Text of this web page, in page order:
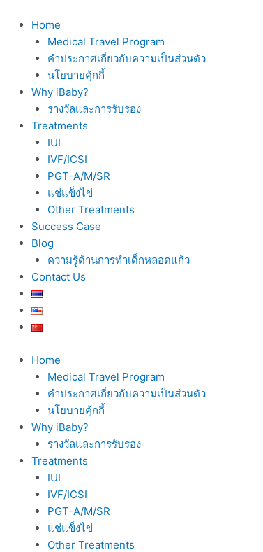
content
Home
Medical Travel Program
คำประกาศเกี่ยวกับความเป็นส่วนตัว
นโยบายคุ้กกี้
Why iBaby?
รางวัลและการรับรอง
Treatments
IUI
IVF/ICSI
PGT-A/M/SR
แช่แข็งไข่
Other Treatments
Success Case
Blog
ความรู้ด้านการทำเด็กหลอดแก้ว
Contact Us
Home
Medical Travel Program
คำประกาศเกี่ยวกับความเป็นส่วนตัว
นโยบายคุ้กกี้
Why iBaby?
รางวัลและการรับรอง
Treatments
IUI
IVF/ICSI
PGT-A/M/SR
แช่แข็งไข่
Other Treatments